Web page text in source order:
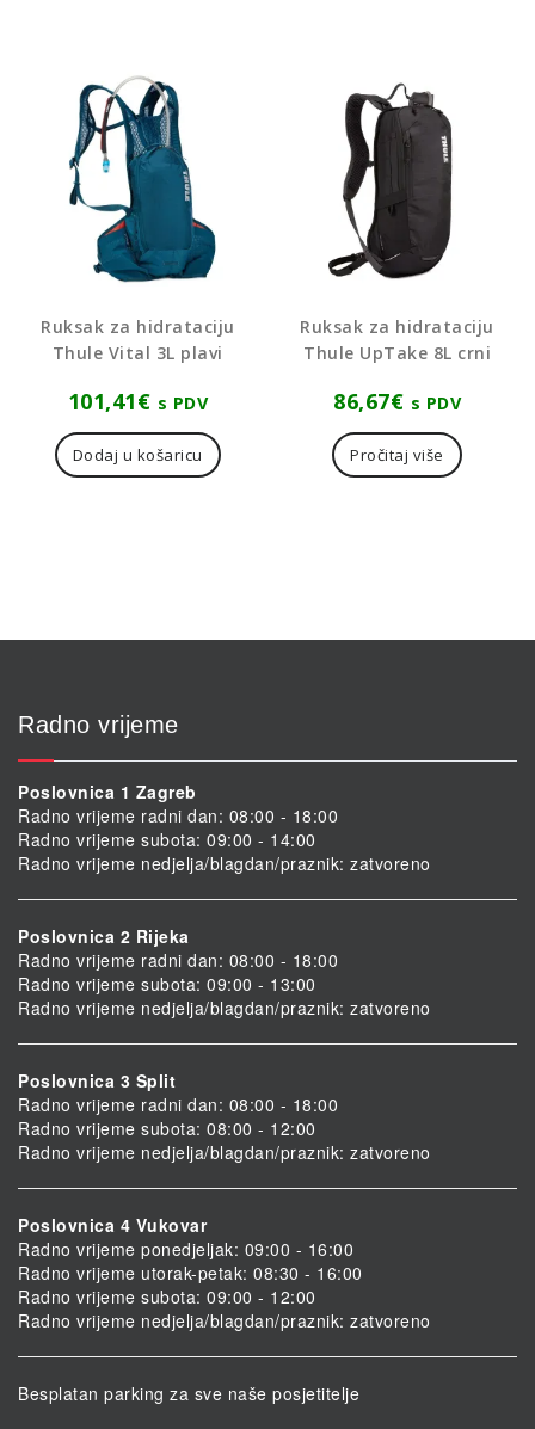
Ruksak za hidrataciju
Thule Vital 3L plavi
101,41€ s PDV
Dodaj u košaricu
Ruksak za hidrataciju
Thule UpTake 8L crni
86,67€ s PDV
Pročitaj više
Radno vrijeme
Poslovnica 1 Zagreb
Radno vrijeme radni dan: 08:00 - 18:00
Radno vrijeme subota: 09:00 - 14:00
Radno vrijeme nedjelja/blagdan/praznik: zatvoreno
Poslovnica 2 Rijeka
Radno vrijeme radni dan: 08:00 - 18:00
Radno vrijeme subota: 09:00 - 13:00
Radno vrijeme nedjelja/blagdan/praznik: zatvoreno
Poslovnica 3 Split
Radno vrijeme radni dan: 08:00 - 18:00
Radno vrijeme subota: 08:00 - 12:00
Radno vrijeme nedjelja/blagdan/praznik: zatvoreno
Poslovnica 4 Vukovar
Radno vrijeme ponedjeljak: 09:00 - 16:00
Radno vrijeme utorak-petak: 08:30 - 16:00
Radno vrijeme subota: 09:00 - 12:00
Radno vrijeme nedjelja/blagdan/praznik: zatvoreno
Besplatan parking za sve naše posjetitelje